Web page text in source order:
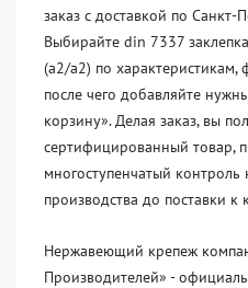
заказ с доставкой по Санкт-
Выбирайте din 7337
(a2/a2) по
после чего добавляйте
корзину». Делая заказ, вы
сертифицированный товар,
многоступенчатый контроль
производства до поставки
Нержавеющий крепеж
Производителей» -